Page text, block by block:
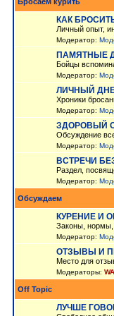
КАК
Личный опыт,
Модератор:
ПАМЯТНЫЕ
Бойцы
Модератор:
ЛИЧНЫЙ
Хроники
Модератор:
ЗДОРОВЫЙ
Обсуждение
Модератор:
ВСТРЕЧИ
Раздел,
Модератор:
Обсуждаем
КУРЕНИЕ И
Законы, нормы,
Модератор:
ОТЗЫВЫ И
Место для
Модераторы: WA
Off Topic
ЛУЧШЕ